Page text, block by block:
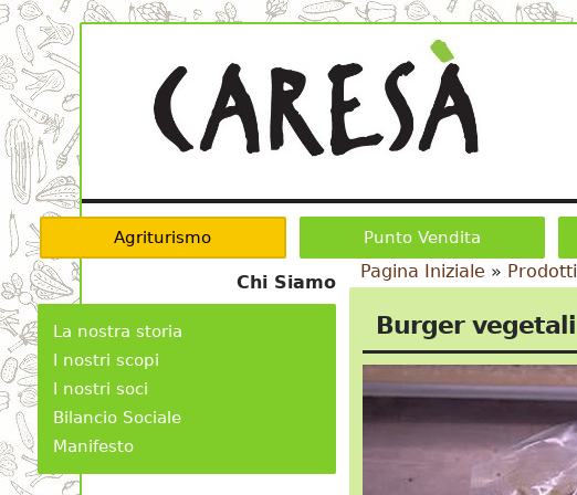
Agriturismo Punto Vendita
Chi Siamo
La nostra storia
I nostri scopi
I nostri soci
Bilancio Sociale
Manifesto
Pagina Iniziale » Prodotti
Burger vegetali